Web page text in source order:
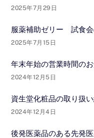
2025年7月29日
服薬補助ゼリー 試食
2025年7月15日
年末年始の営業時間の
2024年12月5日
資生堂化粧品の取り扱
2024年12月4日
後発医薬品のある先発